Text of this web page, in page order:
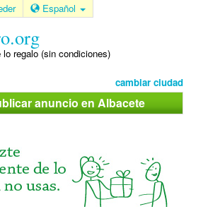
Español
lo regalo (sin condiciones)
cambiar ciudad
anuncio en Albacete